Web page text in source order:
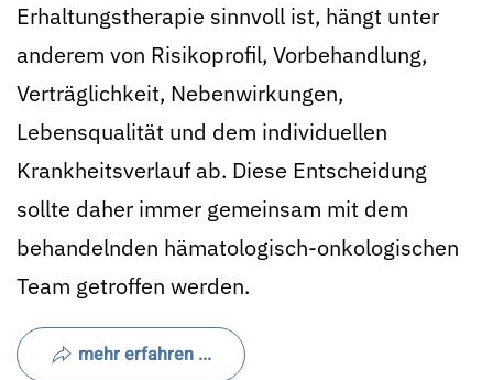
Erhaltungstherapie sinnvoll ist, hängt unter
anderem von Risikoprofil, Vorbehandlung,
Verträglichkeit, Nebenwirkungen,
Lebensqualität und dem individuellen
Krankheitsverlauf ab. Diese Entscheidung
sollte daher immer gemeinsam mit dem
behandelnden hämatologisch-onkologischen
Team getroffen werden.
mehr erfahren ...